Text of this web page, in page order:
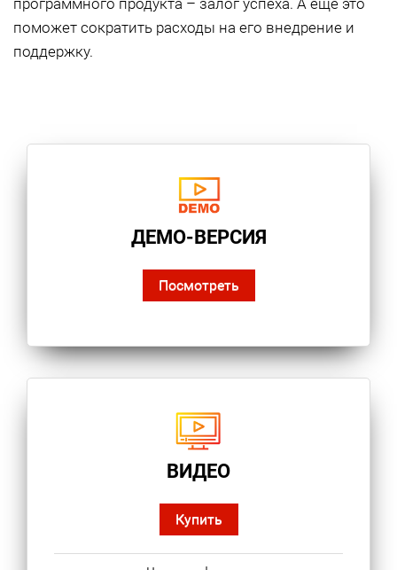
программного продукта – залог успеха. А еще это
поможет сократить расходы на его внедрение и
поддержку.
ДЕМО-ВЕРСИЯ
Посмотреть
ВИДЕО
Купить